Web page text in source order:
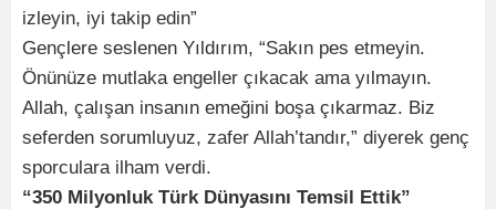
izleyin, iyi takip edin”
Gençlere seslenen Yıldırım, “Sakın pes etmeyin.
Önünüze mutlaka engeller çıkacak ama yılmayın.
Allah, çalışan insanın emeğini boşa çıkarmaz. Biz
seferden sorumluyuz, zafer Allah’tandır,” diyerek genç
sporculara ilham verdi.
“350 Milyonluk Türk Dünyasını Temsil Ettik”